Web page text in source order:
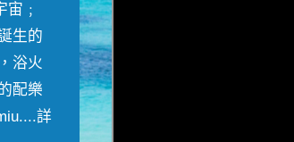
﹔
生的
浴火
配樂
詳